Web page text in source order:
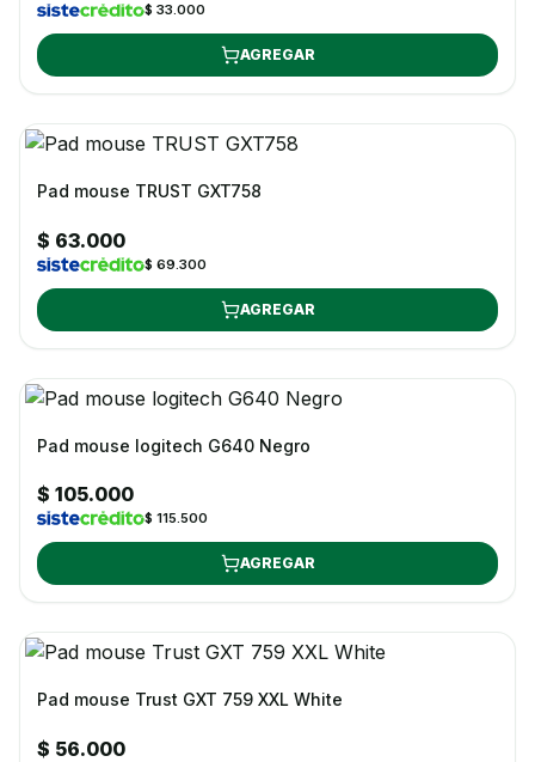
$ 33.000
AGREGAR
Pad mouse TRUST GXT758
$ 63.000
$ 69.300
AGREGAR
Pad mouse logitech G640 Negro
$ 105.000
$ 115.500
AGREGAR
Pad mouse Trust GXT 759 XXL White
$ 56.000